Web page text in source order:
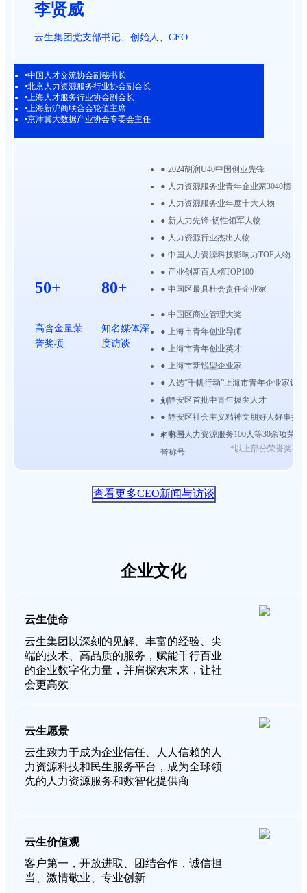
李贤威
云生集团党支部书记、创始人、CEO
•中国人才交流协会副秘书长
•北京人力资源服务行业协会副会长
•上海人才服务行业协会副会长
•上海新沪商联合会轮值主席
•京津冀大数据产业协会专委会主任
50+
高含金量荣
誉奖项
80+
知名媒体深
度访谈
• 2024胡润U40中国创业先锋
• 人力资源服务业青年企业家3040榜
• 人力资源服务业年度十大人物
• 新人力先锋·韧性领军人物
• 人力资源行业杰出人物
• 中国人力资源科技影响力TOP人物
• 产业创新百人榜TOP100
• 中国区最具杜会责任企业家
• 中国区商业管理大奖
• 上海市青年创业导师
• 上海市青年创业英才
• 上海市新锐型企业家
• 入选“千帆行动”上海市青年企业家计
划
• 静安区首批中青年拔尖人才
• 静安区社会主义精神文朋好人好事提
名称号
• 中国人力资源服务100人等30余项荣
誉称号
*以上部分荣誉奖项
查看更多CEO新闻与访谈
企业文化
云生使命
云生集团以深刻的见解、丰富的经验、尖
端的技术、高品质的服务，赋能千行百业
的企业数字化力量，并肩探索末来，让社
会更高效
云生愿景
云生致力于成为企业信任、人人信赖的人
力资源科技和民生服务平台，成为全球领
先的人力资源服务和数智化提供商
云生价值观
客户第一，开放进取、团结合作，诚信担
当、激情敬业、专业创新